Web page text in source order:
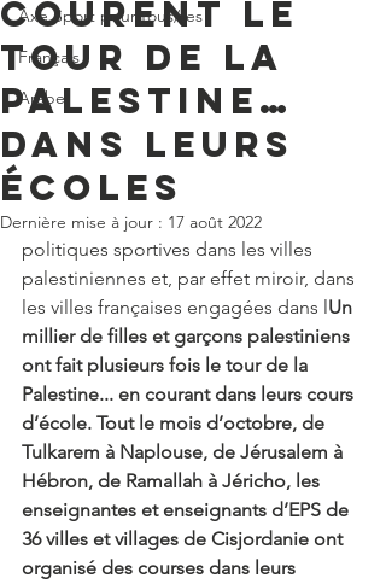
Axe Sport pour tous/tes
Français
Arabe
courent le
tour de la
Palestine…
dans leurs
écoles
Dernière mise à jour : 17 août 2022
politiques sportives dans les villes
palestiniennes et, par effet miroir, dans
les villes françaises engagées dans lUn
millier de filles et garçons palestiniens
ont fait plusieurs fois le tour de la
Palestine... en courant dans leurs cours
d’école. Tout le mois d’octobre, de
Tulkarem à Naplouse, de Jérusalem à
Hébron, de Ramallah à Jéricho, les
enseignantes et enseignants d’EPS de
36 villes et villages de Cisjordanie ont
organisé des courses dans leurs